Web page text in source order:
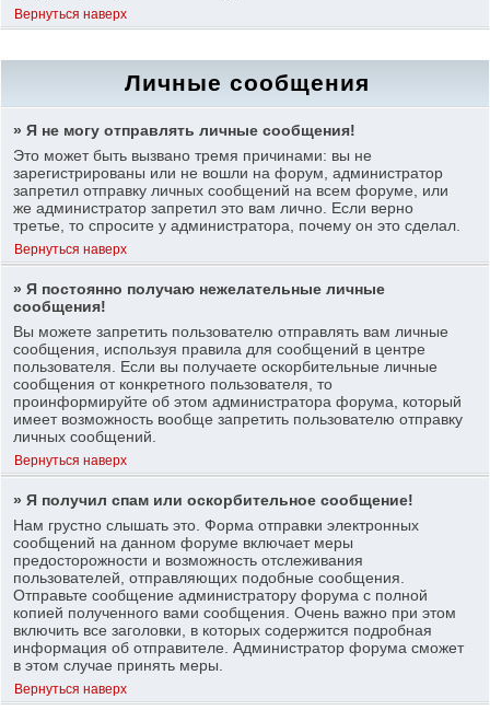
Вернуться наверх
Личные сообщения
» Я не могу отправлять личные сообщения!
Это может быть вызвано тремя причинами: вы не
зарегистрированы или не вошли на форум, администратор
запретил отправку личных сообщений на всем форуме, или
же администратор запретил это вам лично. Если верно
третье, то спросите у администратора, почему он это сделал.
Вернуться наверх
» Я постоянно получаю нежелательные личные
сообщения!
Вы можете запретить пользователю отправлять вам личные
сообщения, используя правила для сообщений в центре
пользователя. Если вы получаете оскорбительные личные
сообщения от конкретного пользователя, то
проинформируйте об этом администратора форума, который
имеет возможность вообще запретить пользователю отправку
личных сообщений.
Вернуться наверх
» Я получил спам или оскорбительное сообщение!
Нам грустно слышать это. Форма отправки электронных
сообщений на данном форуме включает меры
предосторожности и возможность отслеживания
пользователей, отправляющих подобные сообщения.
Отправьте сообщение администратору форума с полной
копией полученного вами сообщения. Очень важно при этом
включить все заголовки, в которых содержится подробная
информация об отправителе. Администратор форума сможет
в этом случае принять меры.
Вернуться наверх